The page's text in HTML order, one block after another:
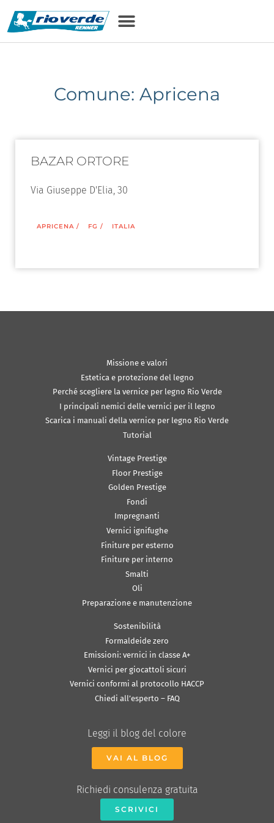
Comune: Apricena
BAZAR ORTORE
Via Giuseppe D'Elia, 30
APRICENA / FG / ITALIA
Missione e valori
Estetica e protezione del legno
Perché scegliere la vernice per legno Rio Verde
I principali nemici delle vernici per il legno
Scarica i manuali della vernice per legno Rio Verde
Tutorial
Vintage Prestige
Floor Prestige
Golden Prestige
Fondi
Impregnanti
Vernici ignifughe
Finiture per esterno
Finiture per interno
Smalti
Oli
Preparazione e manutenzione
Sostenibilità
Formaldeide zero
Emissioni: vernici in classe A+
Vernici per giocattoli sicuri
Vernici conformi al protocollo HACCP
Chiedi all’esperto – FAQ
Leggi il blog del colore
VAI AL BLOG
Richiedi consulenza gratuita
SCRIVICI